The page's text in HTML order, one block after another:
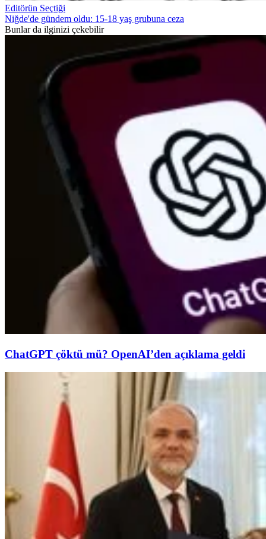
Editörün Seçtiği
Niğde'de gündem oldu: 15-18 yaş grubuna ceza
Bunlar da ilginizi çekebilir
ChatGPT çöktü mü? OpenAI’den açıklama geldi